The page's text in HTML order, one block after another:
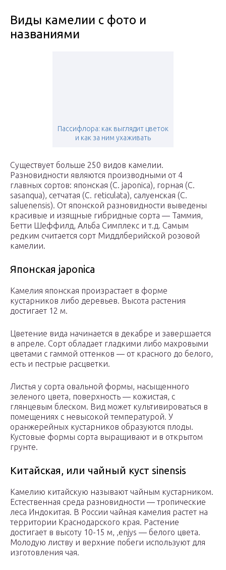
Виды камелии с фото и
названиями
Пассифлора: как выглядит цветок
и как за ним ухаживать
Существует больше 250 видов камелии.
Разновидности являются производными от 4
главных сортов: японская (C. japonica), горная (C.
sasanqua), сетчатая (C. reticulata), салуенская (C.
saluenensis). От японской разновидности выведены
красивые и изящные гибридные сорта — Таммия,
Бетти Шеффилд, Альба Симплекс и т.д. Самым
редким считается сорт Миддлберийской розовой
камелии.
Японская japonica
Камелия японская произрастает в форме
кустарников либо деревьев. Высота растения
достигает 12 м.
Цветение вида начинается в декабре и завершается
в апреле. Сорт обладает гладкими либо махровыми
цветами с гаммой оттенков — от красного до белого,
есть и пестрые расцветки.
Листья у сорта овальной формы, насыщенного
зеленого цвета, поверхность — кожистая, с
глянцевым блеском. Вид может культивироваться в
помещениях с невысокой температурой. У
оранжерейных кустарников образуются плоды.
Кустовые формы сорта выращивают и в открытом
грунте.
Китайская, или чайный куст sinensis
Камелию китайскую называют чайным кустарником.
Естественная среда разновидности — тропические
леса Индокитая. В России чайная камелия растет на
территории Краснодарского края. Растение
достигает в высоту 10-15 м, ,enjys — белого цвета.
Молодую листву и верхние побеги используют для
изготовления чая.